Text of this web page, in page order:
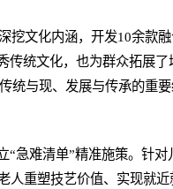
挖文化内涵，开发10余款
统文化，也为群众拓展了
统与现、发展与传承的重
“急难清单”精准施策。针
人重塑技艺价值、实现就